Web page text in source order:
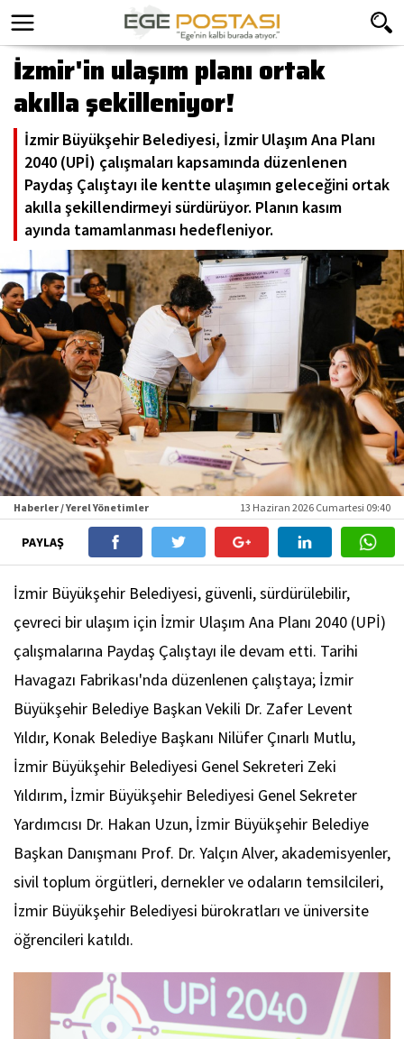
İzmir'in ulaşım planı ortak
akılla şekilleniyor!
İzmir Büyükşehir Belediyesi, İzmir Ulaşım Ana Planı
2040 (UPİ) çalışmaları kapsamında düzenlenen
Paydaş Çalıştayı ile kentte ulaşımın geleceğini ortak
akılla şekillendirmeyi sürdürüyor. Planın kasım
ayında tamamlanması hedefleniyor.
Haberler / Yerel Yönetimler 13 Haziran 2026 Cumartesi 09:40
PAYLAŞ
İzmir Büyükşehir Belediyesi, güvenli, sürdürülebilir,
çevreci bir ulaşım için İzmir Ulaşım Ana Planı 2040 (UPİ)
çalışmalarına Paydaş Çalıştayı ile devam etti. Tarihi
Havagazı Fabrikası'nda düzenlenen çalıştaya; İzmir
Büyükşehir Belediye Başkan Vekili Dr. Zafer Levent
Yıldır, Konak Belediye Başkanı Nilüfer Çınarlı Mutlu,
İzmir Büyükşehir Belediyesi Genel Sekreteri Zeki
Yıldırım, İzmir Büyükşehir Belediyesi Genel Sekreter
Yardımcısı Dr. Hakan Uzun, İzmir Büyükşehir Belediye
Başkan Danışmanı Prof. Dr. Yalçın Alver, akademisyenler,
sivil toplum örgütleri, dernekler ve odaların temsilcileri,
İzmir Büyükşehir Belediyesi bürokratları ve üniversite
öğrencileri katıldı.